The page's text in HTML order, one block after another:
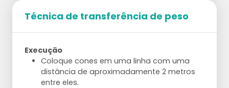
Técnica de transferência de peso
Execução
Coloque cones em uma linha com uma
distância de aproximadamente 2 metros
entre eles.